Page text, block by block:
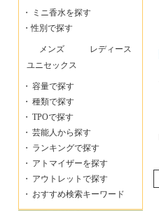
・
ミニ香水を探す
・性別で探す
メンズ
レディース
ユニセックス
・ 容量で探す
・ 種類で探す
・ TPOで探す
・ 芸能人から探す
・ ランキングで探す
・ アトマイザーを探す
・ アウトレットで探す
・ おすすめ検索キーワード